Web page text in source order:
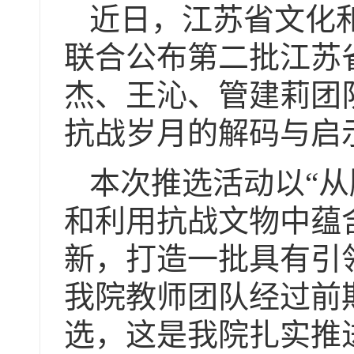
近日，江苏省文化
联合公布第二批江
杰、王沁、管建莉
抗战岁月的解码与
本次推选活动以“
和利用抗战文物中
新，打造一批具有引
我院教师团队经过
选，这是我院扎实推